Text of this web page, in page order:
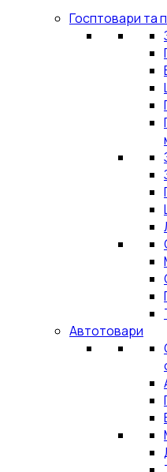
Госптовари та
Автотовари